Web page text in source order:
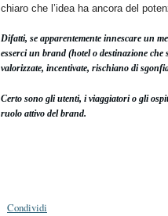
chiaro che l’idea ha ancora del
Difatti, se apparentemente innescare un
esserci un brand (hotel o destinazione che
valorizzate, incentivate, rischiano di
Certo sono gli utenti, i viaggiatori o gli
ruolo attivo del brand.
Condividi